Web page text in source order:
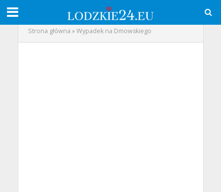
Strona główna »Wypadek na Dmowskiego